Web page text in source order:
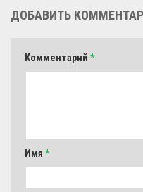
ДОБАВИТЬ
Комментарий *
Имя *